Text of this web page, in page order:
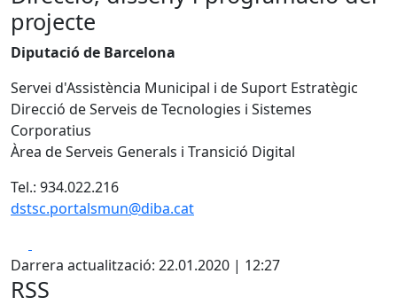
projecte
Diputació de Barcelona
Servei d'Assistència Municipal i de Suport Estratègic
Direcció de Serveis de Tecnologies i Sistemes
Corporatius
Àrea de Serveis Generals i Transició Digital
Tel.: 934.022.216
dstsc.portalsmun@diba.cat
Darrera actualització: 22.01.2020 | 12:27
RSS